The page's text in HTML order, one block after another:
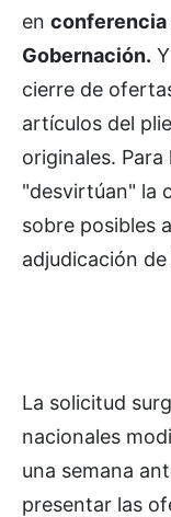
en conferencia
Gobernación.
cierre de
artículos del
originales.
"desvirtúan" la
sobre posibles
adjudicación
La solicitud
nacionales
una semana
presentar las